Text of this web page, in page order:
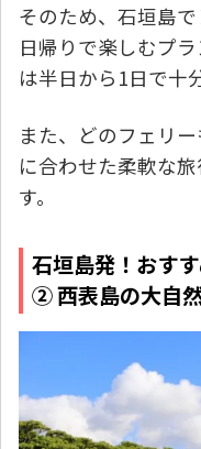
そのため、石垣島で
日帰りで楽しむプ
は半日から1日で十
また、どのフェリ
に合わせた柔軟な
す。
石垣島発！おす
② 西表島の大自